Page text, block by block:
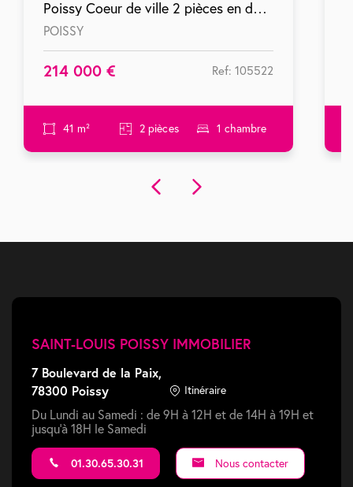
Poissy Coeur de ville 2 pièces en dernier étage avec balcon box et cave
POISSY
214 000 € Ref: 105522
41 m² 2 pièces 1 chambre
SAINT-LOUIS POISSY IMMOBILIER
7 Boulevard de la Paix,
78300 Poissy
Itinéraire
Du Lundi au Samedi : de 9H à 12H et de 14H à 19H et
jusqu'à 18H le Samedi
01.30.65.30.31 Nous contacter